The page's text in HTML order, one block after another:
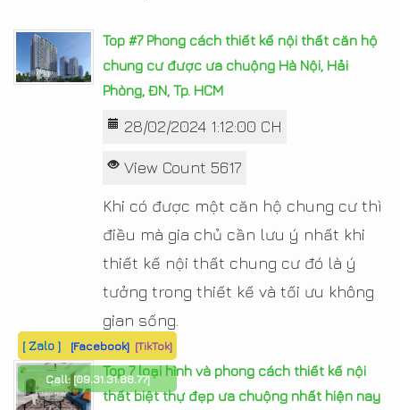
Top #7 Phong cách thiết kế nội thất căn hộ
chung cư được ưa chuộng Hà Nội, Hải
Phòng, ĐN, Tp. HCM
28/02/2024 1:12:00 CH
View Count 5617
Khi có được một căn hộ chung cư thì
điều mà gia chủ cần lưu ý nhất khi
thiết kế nội thất chung cư đó là ý
tưởng trong thiết kế và tối ưu không
gian sống.
Top 7 loại hình và phong cách thiết kế nội
thất biệt thự đẹp ưa chuộng nhất hiện nay
[ Zalo ] [Facebook] [TikTok]
Call:[09.31.31.88.77]